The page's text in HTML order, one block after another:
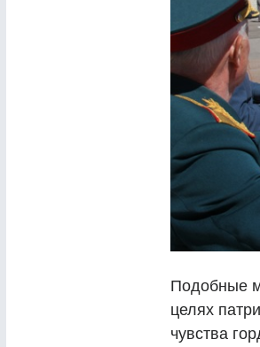
Подобные
целях
чувства